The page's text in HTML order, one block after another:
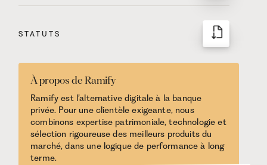
STATUTS
À propos de Ramify
Ramify est l’alternative digitale à la banque
privée. Pour une clientèle exigeante, nous
combinons expertise patrimoniale, technologie et
sélection rigoureuse des meilleurs produits du
marché, dans une logique de performance à long
terme.